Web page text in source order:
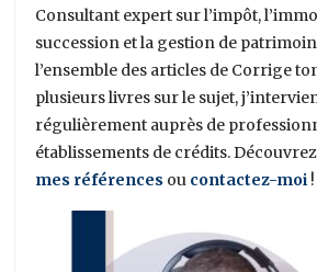
Consultant expert sur l’impôt,
succession et la gestion de
l’ensemble des articles de Corrige
plusieurs livres sur le sujet,
régulièrement auprès de
établissements de crédits. Découvrez
mes références ou contactez-moi !